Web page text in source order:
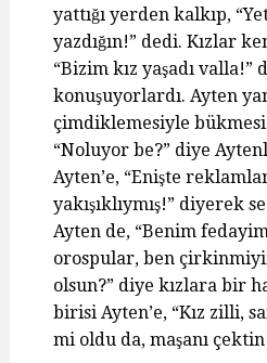
yattığı yerden kalkıp,
yazdığın!” dedi. Kızlar
“Bizim kız yaşadı valla!”
konuşuyorlardı. Ayten
çimdiklemesiyle
“Noluyor be?” diye
Ayten’e, “Enişte
yakışıklıymış!” diyerek
Ayten de, “Benim
orospular, ben
olsun?” diye kızlara bir
birisi Ayten’e, “Kız zilli,
mi oldu da, maşanı